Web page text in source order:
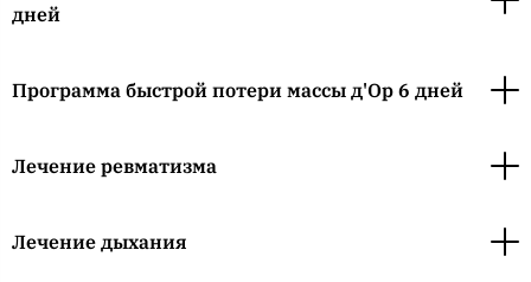
дней
Программа быстрой потери массы д'Ор 6 дней
Лечение ревматизма
Лечение дыхания